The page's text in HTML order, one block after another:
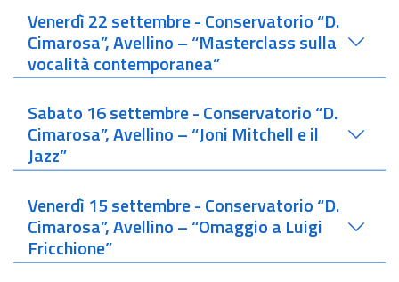
Venerdì 22 settembre - Conservatorio “D.
Cimarosa”, Avellino – “Masterclass sulla
vocalità contemporanea”
Sabato 16 settembre - Conservatorio “D.
Cimarosa”, Avellino – “Joni Mitchell e il
Jazz”
Venerdì 15 settembre - Conservatorio “D.
Cimarosa”, Avellino – “Omaggio a Luigi
Fricchione”